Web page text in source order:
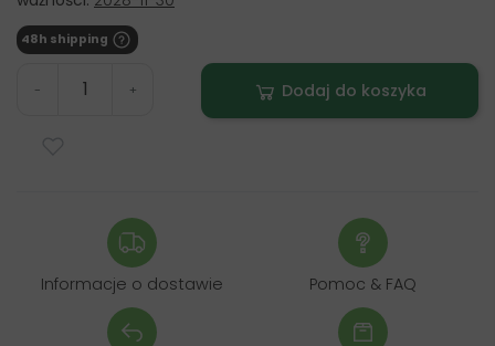
48h shipping
- + Dodaj do koszyka
Informacje o dostawie Pomoc & FAQ